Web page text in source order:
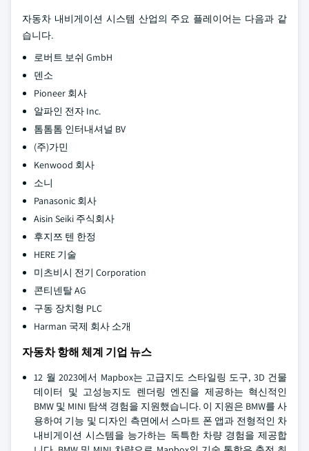
자동차 내비게이션 시스템 산업의 주요 플레이어는 다음과 같
습니다.
로버트 보쉬 GmbH
덴소
Pioneer 회사
알파인 전자 Inc.
톰톰톰 인터내셔널 BV
(주)가민
Kenwood 회사
소니
Panasonic 회사
Aisin Seiki 주식회사
후지쯔 텐 한정
HERE 기술
미츠비시 전기 Corporation
콘티넨탈 AG
구동 장치형 PLC
Harman 국제 회사 소개
자동차 항해 체계 기업 뉴스
12 월 2023에서 Mapbox는 고급지도 스타일링 도구, 3D 건물
데이터 및 고성능지도 렌더링 엔진을 제공하는 혁신적인
BMW 및 MINI 탐색 경험을 지원했습니다. 이 지원은 BMW를 사
용하여 기능 및 디자인 측면에서 스마트 폰 앱과 전형적인 차
내비게이션 시스템을 능가하는 독특한 차량 경험을 제공합